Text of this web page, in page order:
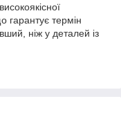
гарантує термін
ніж у деталей із